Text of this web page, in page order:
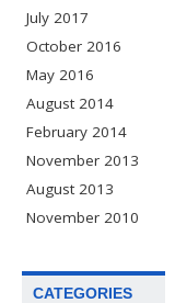
July 2017
October 2016
May 2016
August 2014
February 2014
November 2013
August 2013
November 2010
CATEGORIES